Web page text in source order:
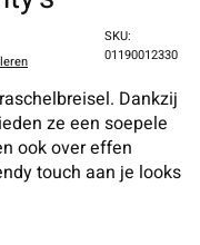
SKU:
01190012330
Dankzij
ze een soepele
ook over effen
touch aan je looks